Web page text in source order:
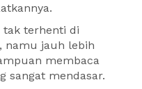
tak terhenti di
namu jauh lebih
membaca
sangat mendasar.